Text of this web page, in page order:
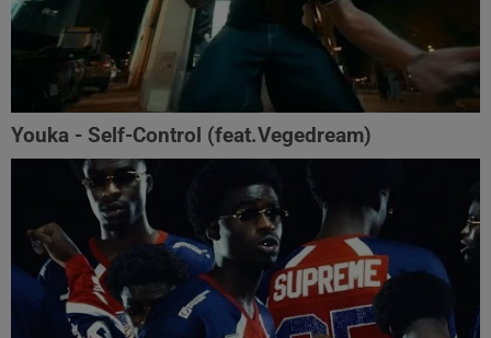
Youka - Self-Control (feat.Vegedream)